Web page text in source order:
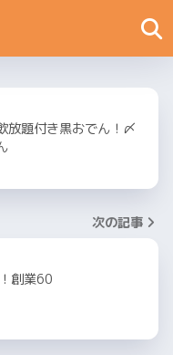
放題付き黒おでん！〆
次の記事
創業60